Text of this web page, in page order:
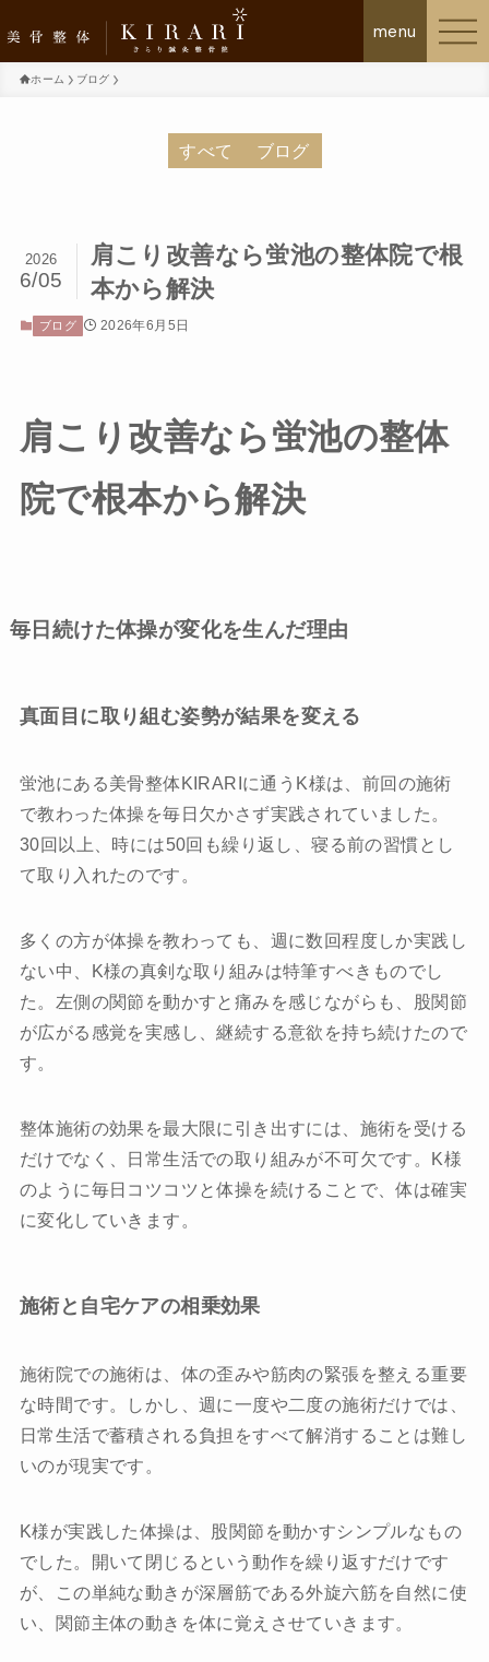
美骨整体KIRARIについて
お客様の声
初回体験について
よくあるご質問
求人情報
保育利用について
ブログ
アクセス
初回体験申込
お問い合わせ
ホーム ブログ
すべて ブログ
肩こり改善なら蛍池の整体院で根
本から解決
2026
6/05
ブログ 2026年6月5日
肩こり改善なら蛍池の整体
院で根本から解決
毎日続けた体操が変化を生んだ理由
真面目に取り組む姿勢が結果を変える
蛍池にある美骨整体KIRARIに通うK様は、前回の施術
で教わった体操を毎日欠かさず実践されていました。
30回以上、時には50回も繰り返し、寝る前の習慣とし
て取り入れたのです。
多くの方が体操を教わっても、週に数回程度しか実践し
ない中、K様の真剣な取り組みは特筆すべきものでし
た。左側の関節を動かすと痛みを感じながらも、股関節
が広がる感覚を実感し、継続する意欲を持ち続けたので
す。
整体施術の効果を最大限に引き出すには、施術を受ける
だけでなく、日常生活での取り組みが不可欠です。K様
のように毎日コツコツと体操を続けることで、体は確実
に変化していきます。
施術と自宅ケアの相乗効果
施術院での施術は、体の歪みや筋肉の緊張を整える重要
な時間です。しかし、週に一度や二度の施術だけでは、
日常生活で蓄積される負担をすべて解消することは難し
いのが現実です。
K様が実践した体操は、股関節を動かすシンプルなもの
でした。開いて閉じるという動作を繰り返すだけです
が、この単純な動きが深層筋である外旋六筋を自然に使
い、関節主体の動きを体に覚えさせていきます。